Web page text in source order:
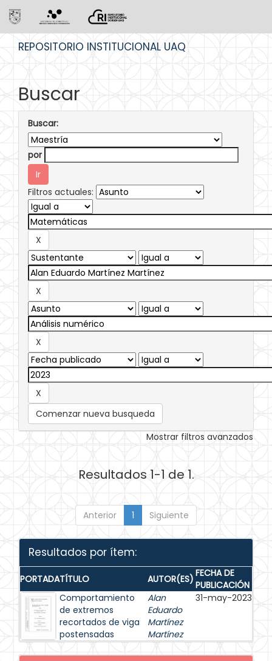
REPOSITORIO INSTITUCIONAL UAQ
Buscar
Buscar:
por
Filtros actuales:
Comenzar nueva busqueda
Mostrar filtros avanzados
Resultados 1-1 de 1.
Anterior 1 Siguiente
Resultados por ítem:
PORTADATÍTULO AUTOR(ES) FECHA DE
PUBLICACIÓN
Comportamiento
de extremos
recortados de viga
postensadas
Alan
Eduardo
Martínez
Martínez
31-may-2023